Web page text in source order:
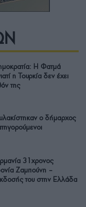
Η Φατμά
η Τουρκία δεν έχει
της
ο δήμαρχος
31χρονος
Ζαμπούνη –
έκδοσής του στην Ελλάδα